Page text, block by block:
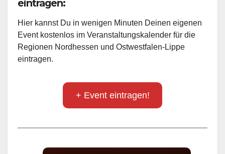
eintragen:
Hier kannst Du in wenigen Minuten Deinen eigenen
Event kostenlos im Veranstaltungskalender für die
Regionen Nordhessen und Ostwestfalen-Lippe
eintragen.
+ Event eintragen!